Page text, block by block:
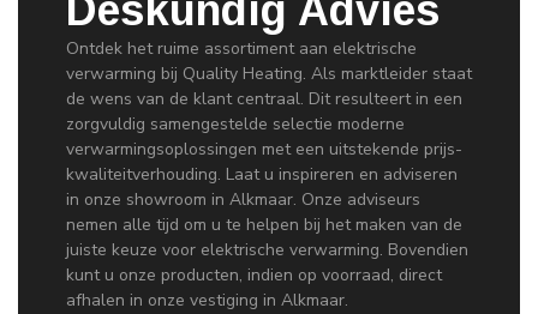
Deskundig Advies
Ontdek het ruime assortiment aan elektrische
verwarming bij Quality Heating. Als marktleider staat
de wens van de klant centraal. Dit resulteert in een
zorgvuldig samengestelde selectie moderne
verwarmingsoplossingen met een uitstekende prijs-
kwaliteitverhouding. Laat u inspireren en adviseren
in onze showroom in Alkmaar. Onze adviseurs
nemen alle tijd om u te helpen bij het maken van de
juiste keuze voor elektrische verwarming. Bovendien
kunt u onze producten, indien op voorraad, direct
afhalen in onze vestiging in Alkmaar.